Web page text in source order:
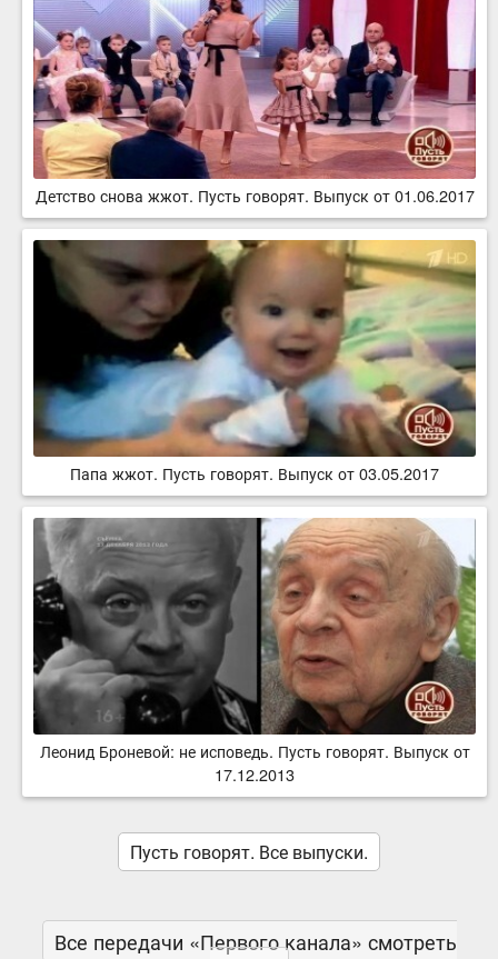
Детство снова жжот. Пусть говорят. Выпуск от 01.06.2017
Папа жжот. Пусть говорят. Выпуск от 03.05.2017
Леонид Броневой: не исповедь. Пусть говорят. Выпуск от
17.12.2013
Пусть говорят. Все выпуски.
Все передачи «Первого канала» смотреть